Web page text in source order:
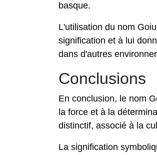
basque.
L'utilisation du nom
signification et à lui
dans d'autres
Conclusions
En conclusion, le nom
la force et à la
distinctif, associé à la
La signification